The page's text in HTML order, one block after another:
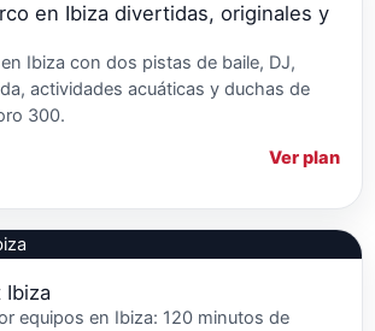
en Ibiza divertidas, originales y
Ibiza con dos pistas de baile, DJ,
actividades acuáticas y duchas de
300.
Ver plan
Ibiza
equipos en Ibiza: 120 minutos de